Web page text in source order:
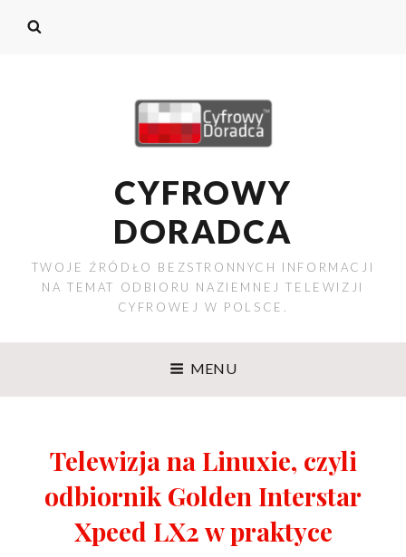
CYFROWY
DORADCA
TWOJE ŹRÓDŁO BEZSTRONNYCH INFORMACJI
NA TEMAT ODBIORU NAZIEMNEJ TELEWIZJI
CYFROWEJ W POLSCE.
MENU
Telewizja na Linuxie, czyli
odbiornik Golden Interstar
Xpeed LX2 w praktyce